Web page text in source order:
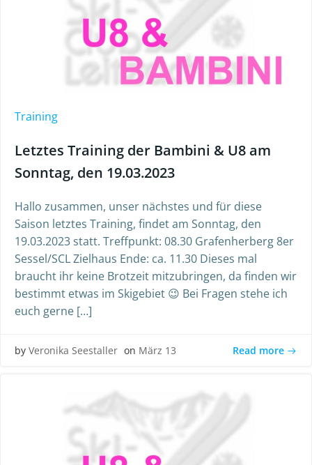
Training
Letztes Training der Bambini & U8 am
Sonntag, den 19.03.2023
Hallo zusammen, unser nächstes und für diese
Saison letztes Training, findet am Sonntag, den
19.03.2023 statt. Treffpunkt: 08.30 Grafenherberg 8er
Sessel/SCL Zielhaus Ende: ca. 11.30 Dieses mal
braucht ihr keine Brotzeit mitzubringen, da finden wir
bestimmt etwas im Skigebiet 😉 Bei Fragen stehe ich
euch gerne […]
by Veronika Seestaller on März 13 Read more